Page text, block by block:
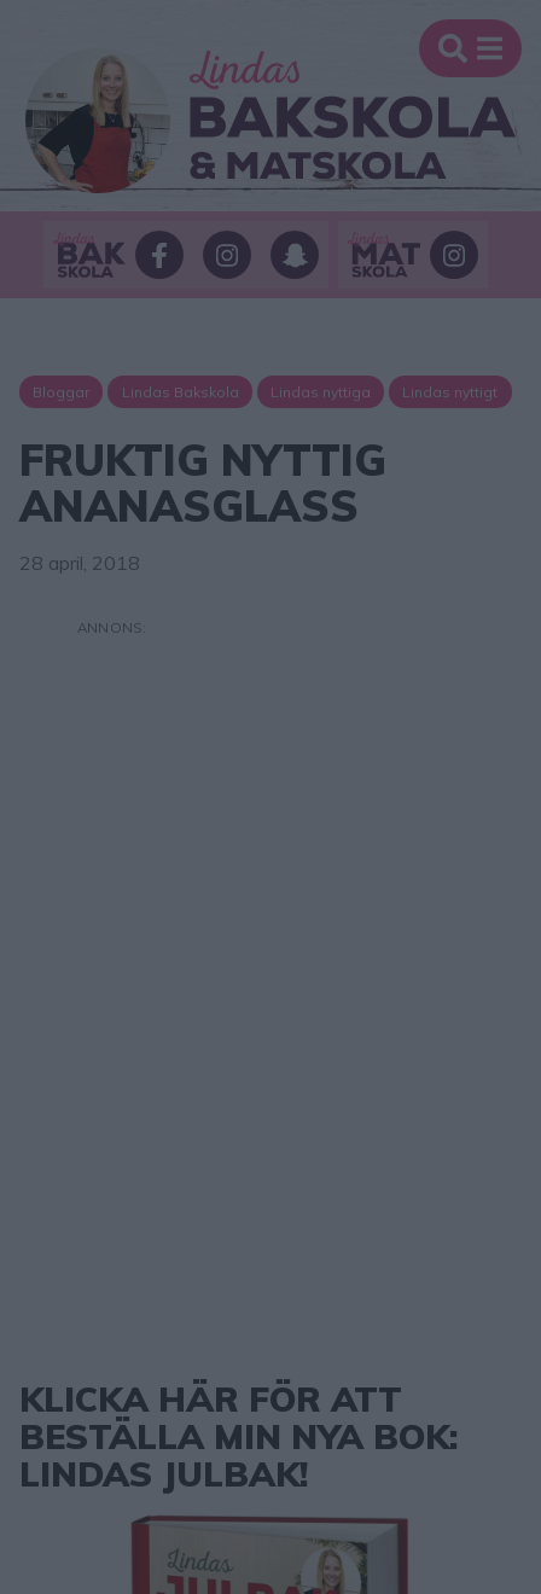
Bloggar Lindas Bakskola Lindas nyttiga Lindas nyttigt
FRUKTIG NYTTIG
ANANASGLASS
28 april, 2018
KLICKA HÄR FÖR ATT
BESTÄLLA MIN NYA BOK:
LINDAS JULBAK!